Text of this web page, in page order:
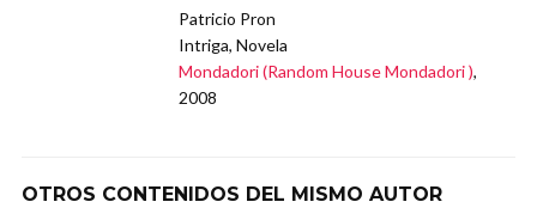
Patricio Pron
Intriga, Novela
Mondadori (Random House Mondadori ),
2008
OTROS CONTENIDOS DEL MISMO AUTOR